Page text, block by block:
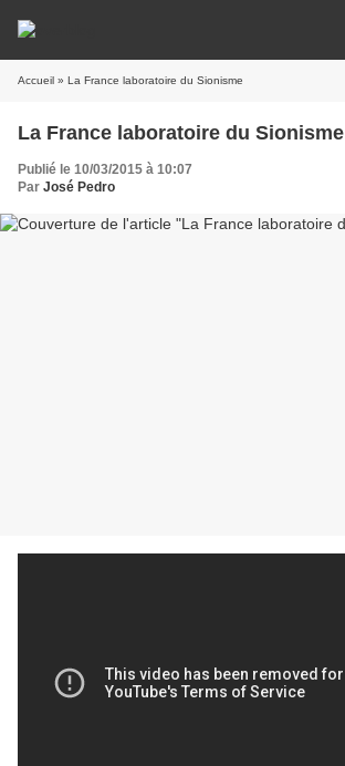
Accueil » La France laboratoire du Sionisme
La France laboratoire du Sionisme
Publié le 10/03/2015 à 10:07
Par José Pedro